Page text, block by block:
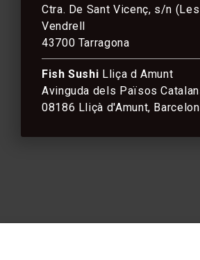
Ctra. De Sant Vicenç, s/n
Vendrell
43700 Tarragona
Fish Sushi Lliça d Amunt
Avinguda dels Països
08186 Lliçà d'Amunt,